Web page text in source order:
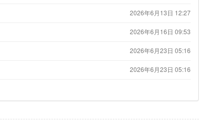
2026年6月13日 12:27
2026年6月16日 09:53
2026年6月23日 05:16
2026年6月23日 05:16